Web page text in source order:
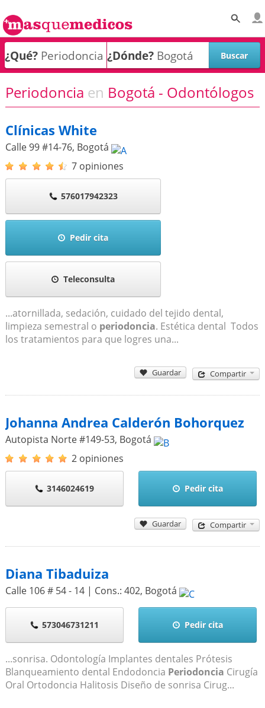
¿Qué? ¿Dónde?
Periodoncia en Bogotá - Odontólogos
Clínicas White
Calle 99 #14-76, Bogotá
7 opiniones
576017942323
Pedir cita
Teleconsulta
...atornillada, sedación, cuidado del tejido dental,
limpieza semestral o periodoncia. Estética dental Todos
los tratamientos para que logres una...
Guardar Compartir
Johanna Andrea Calderón Bohorquez
Autopista Norte #149-53, Bogotá
2 opiniones
3146024619 Pedir cita
Guardar Compartir
Diana Tibaduiza
Calle 106 # 54 - 14 | Cons.: 402, Bogotá
573046731211 Pedir cita
...sonrisa. Odontología Implantes dentales Prótesis
Blanqueamiento dental Endodoncia Periodoncia Cirugía
Oral Ortodoncia Halitosis Diseño de sonrisa Cirug...